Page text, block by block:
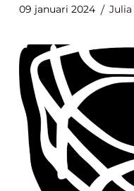
09 januari 2024